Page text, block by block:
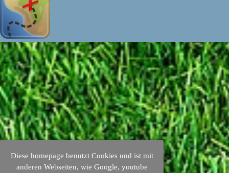
Diese homepage benutzt Cookies und ist mit
anderen Webseiten, wie Google, youtube
Zurück zum Seiteninhalt